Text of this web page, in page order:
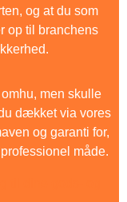
og at du som
op til branchens
men skulle
dækket via vores
og garanti for,
måde.